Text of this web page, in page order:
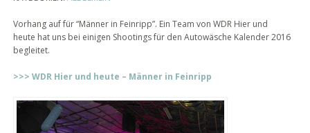
Vorhang auf für “Männer in Feinripp”. Ein Team von WDR Hier und
heute hat uns bei einigen Shootings für den Autowäsche Kalender 2016
begleitet.
>>> WDR Hier und heute – Männer in Feinripp